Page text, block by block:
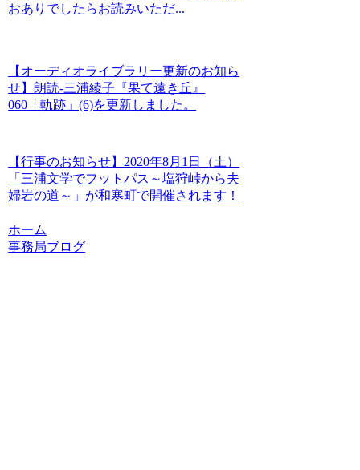
おありでしたらお読みいただ...
【オーディオライブラリー更新のお知ら
せ】朗読-三浦綾子『果て遠き丘』
060「軌跡」(6)を更新しました。
【行事のお知らせ】2020年8月1日（土）
「三浦文学でフットパス～塩狩峠から夫
婦岩の道～」が和寒町で開催されます！
ホーム
事務局ブログ